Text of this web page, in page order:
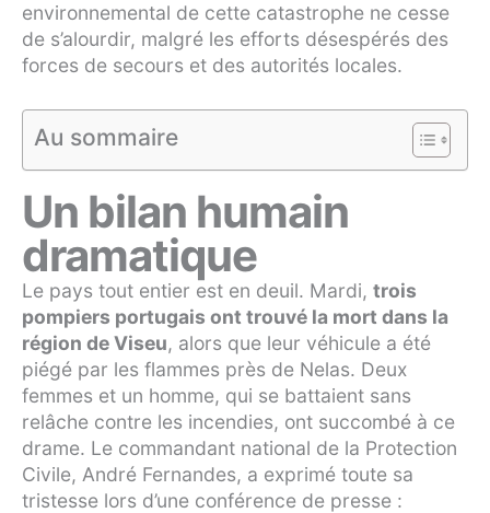
environnemental de cette catastrophe ne cesse
de s’alourdir, malgré les efforts désespérés des
forces de secours et des autorités locales.
Au sommaire
Un bilan humain
dramatique
Le pays tout entier est en deuil. Mardi, trois
pompiers portugais ont trouvé la mort dans la
région de Viseu, alors que leur véhicule a été
piégé par les flammes près de Nelas. Deux
femmes et un homme, qui se battaient sans
relâche contre les incendies, ont succombé à ce
drame. Le commandant national de la Protection
Civile, André Fernandes, a exprimé toute sa
tristesse lors d’une conférence de presse :